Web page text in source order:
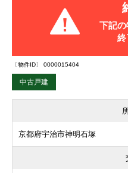
下記
終
〔物件ID〕 0000015404
中古戸建
京都府宇治市神明石塚